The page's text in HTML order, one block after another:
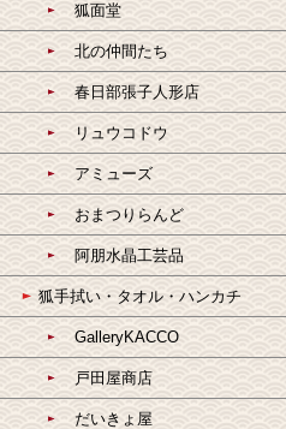
狐面堂
北の仲間たち
春日部張子人形店
リュウコドウ
アミューズ
おまつりらんど
阿朋水晶工芸品
狐手拭い・タオル・ハンカチ
GalleryKACCO
戸田屋商店
だいきょ屋